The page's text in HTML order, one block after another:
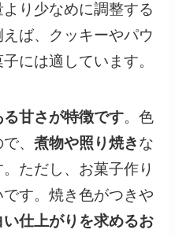
り少なめに調整する
ば、クッキーやパウ
には適しています。
甘さが特徴です。色
で、煮物や照り焼きな
ただし、お菓子作り
す。焼き色がつきや
い仕上がりを求めるお